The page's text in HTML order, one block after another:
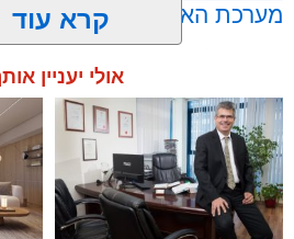
מערכת האתר / 00:23 06.08.26
תגים:אשדוד, בעלזא הילולא
קרא עוד
אולי יעניין